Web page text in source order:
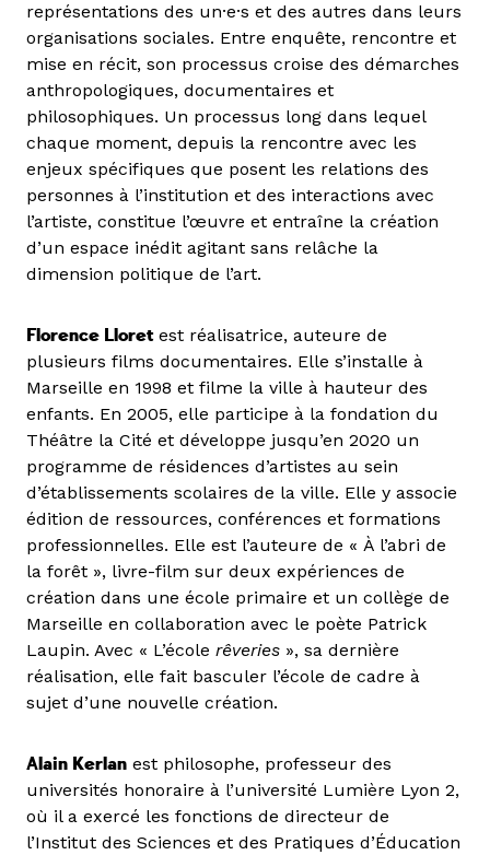
représentations des un·e·s et des autres dans leurs
organisations sociales. Entre enquête, rencontre et
mise en récit, son processus croise des démarches
anthropologiques, documentaires et
philosophiques. Un processus long dans lequel
chaque moment, depuis la rencontre avec les
enjeux spécifiques que posent les relations des
personnes à l’institution et des interactions avec
l’artiste, constitue l’œuvre et entraîne la création
d’un espace inédit agitant sans relâche la
dimension politique de l’art.
Florence Lloret est réalisatrice, auteure de
plusieurs films documentaires. Elle s’installe à
Marseille en 1998 et filme la ville à hauteur des
enfants. En 2005, elle participe à la fondation du
Théâtre la Cité et développe jusqu’en 2020 un
programme de résidences d’artistes au sein
d’établissements scolaires de la ville. Elle y associe
édition de ressources, conférences et formations
professionnelles. Elle est l’auteure de « À l’abri de
la forêt », livre-film sur deux expériences de
création dans une école primaire et un collège de
Marseille en collaboration avec le poète Patrick
Laupin. Avec « L’école rêveries », sa dernière
réalisation, elle fait basculer l’école de cadre à
sujet d’une nouvelle création.
Alain Kerlan est philosophe, professeur des
universités honoraire à l’université Lumière Lyon 2,
où il a exercé les fonctions de directeur de
l’Institut des Sciences et des Pratiques d’Éducation